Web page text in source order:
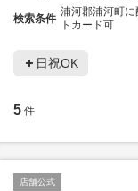
検索条件
浦河郡浦河町
トカード可
日祝OK
5 件
店舗公式